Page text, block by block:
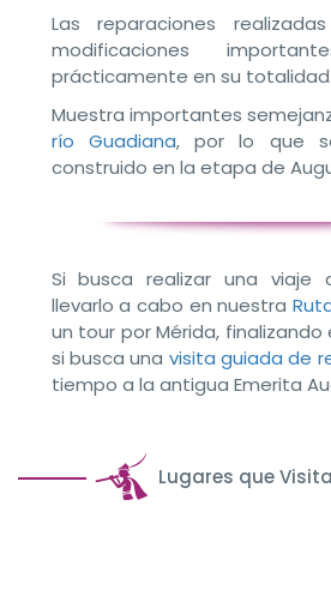
Las reparaciones
modificaciones
prácticamente en su totalidad.
Muestra importantes
río Guadiana, por lo que
construido en la etapa de
Si busca realizar una viaje
llevarlo a cabo en nuestra
un tour por Mérida, finalizando
si busca una visita guiada de
tiempo a la antigua Emerita
Lugares que